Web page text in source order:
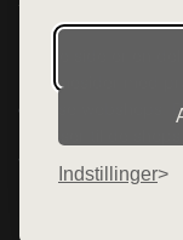
Indstillinger
Denne side er en
hjemmesider med
diverse webshops.
henviser til de
varerne på lager.